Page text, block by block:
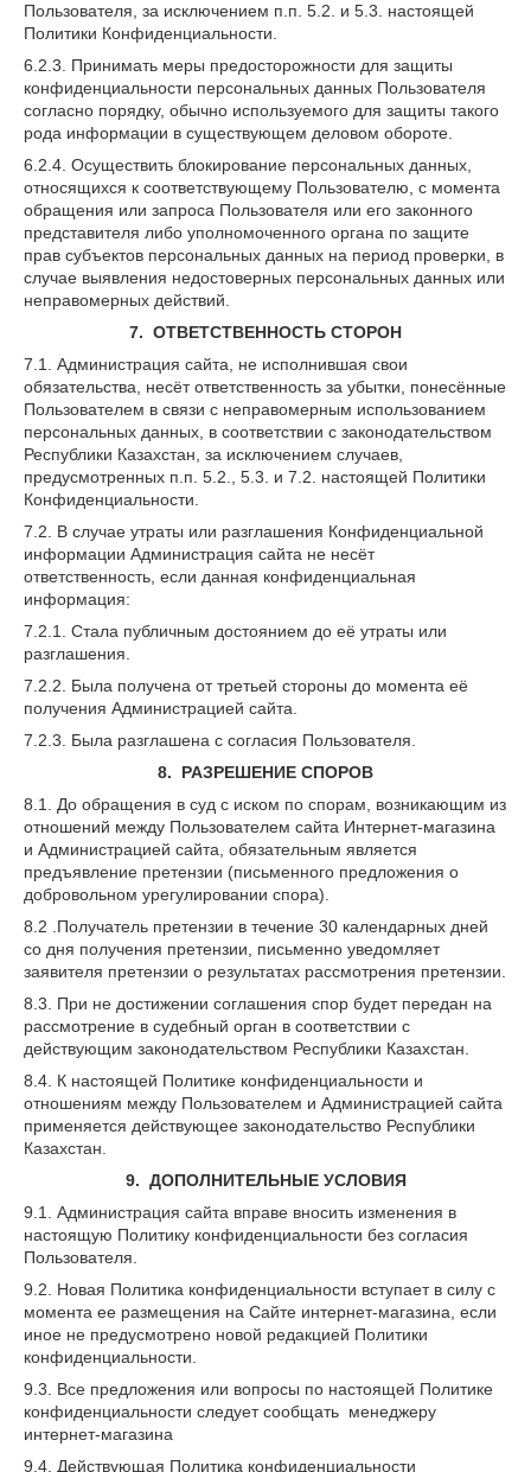
Пользователя, за исключением п.п. 5.2. и 5.3. настоящей
Политики Конфиденциальности.
6.2.3. Принимать меры предосторожности для защиты
конфиденциальности персональных данных Пользователя
согласно порядку, обычно используемого для защиты такого
рода информации в существующем деловом обороте.
6.2.4. Осуществить блокирование персональных данных,
относящихся к соответствующему Пользователю, с момента
обращения или запроса Пользователя или его законного
представителя либо уполномоченного органа по защите
прав субъектов персональных данных на период проверки, в
случае выявления недостоверных персональных данных или
неправомерных действий.
7. ОТВЕТСТВЕННОСТЬ СТОРОН
7.1. Администрация сайта, не исполнившая свои
обязательства, несёт ответственность за убытки, понесённые
Пользователем в связи с неправомерным использованием
персональных данных, в соответствии с законодательством
Республики Казахстан, за исключением случаев,
предусмотренных п.п. 5.2., 5.3. и 7.2. настоящей Политики
Конфиденциальности.
7.2. В случае утраты или разглашения Конфиденциальной
информации Администрация сайта не несёт
ответственность, если данная конфиденциальная
информация:
7.2.1. Стала публичным достоянием до её утраты или
разглашения.
7.2.2. Была получена от третьей стороны до момента её
получения Администрацией сайта.
7.2.3. Была разглашена с согласия Пользователя.
8. РАЗРЕШЕНИЕ СПОРОВ
8.1. До обращения в суд с иском по спорам, возникающим из
отношений между Пользователем сайта Интернет-магазина
и Администрацией сайта, обязательным является
предъявление претензии (письменного предложения о
добровольном урегулировании спора).
8.2 .Получатель претензии в течение 30 календарных дней
со дня получения претензии, письменно уведомляет
заявителя претензии о результатах рассмотрения претензии.
8.3. При не достижении соглашения спор будет передан на
рассмотрение в судебный орган в соответствии с
действующим законодательством Республики Казахстан.
8.4. К настоящей Политике конфиденциальности и
отношениям между Пользователем и Администрацией сайта
применяется действующее законодательство Республики
Казахстан.
9. ДОПОЛНИТЕЛЬНЫЕ УСЛОВИЯ
9.1. Администрация сайта вправе вносить изменения в
настоящую Политику конфиденциальности без согласия
Пользователя.
9.2. Новая Политика конфиденциальности вступает в силу с
момента ее размещения на Сайте интернет-магазина, если
иное не предусмотрено новой редакцией Политики
конфиденциальности.
9.3. Все предложения или вопросы по настоящей Политике
конфиденциальности следует сообщать менеджеру
интернет-магазина
9.4. Действующая Политика конфиденциальности